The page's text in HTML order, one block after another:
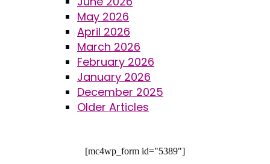
May 2026
April 2026
March 2026
February 2026
January 2026
December 2025
Older Articles
[mc4wp_form id="5389"]